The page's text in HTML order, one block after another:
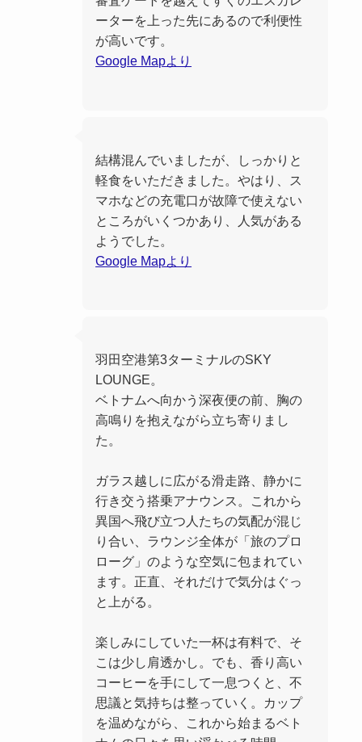
ーターを上った先にあるので利便性
が高いです。
Google Mapより
結構混んでいましたが、しっかりと
軽食をいただきました。やはり、ス
マホなどの充電口が故障で使えない
ところがいくつかあり、人気がある
ようでした。
Google Mapより
羽田空港第3ターミナルのSKY
LOUNGE。
ベトナムへ向かう深夜便の前、胸の
高鳴りを抱えながら立ち寄りまし
た。
ガラス越しに広がる滑走路、静かに
行き交う搭乗アナウンス。これから
異国へ飛び立つ人たちの気配が混じ
り合い、ラウンジ全体が「旅のプロ
ローグ」のような空気に包まれてい
ます。正直、それだけで気分はぐっ
と上がる。
楽しみにしていた一杯は有料で、そ
こは少し肩透かし。でも、香り高い
コーヒーを手にして一息つくと、不
思議と気持ちは整っていく。カップ
を温めながら、これから始まるベト